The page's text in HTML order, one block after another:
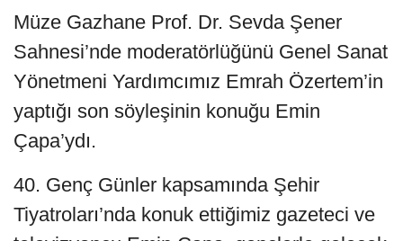
Müze Gazhane Prof. Dr. Sevda Şener
Sahnesi’nde moderatörlüğünü Genel Sanat
Yönetmeni Yardımcımız Emrah Özertem’in
yaptığı son söyleşinin konuğu Emin
Çapa’ydı.
40. Genç Günler kapsamında Şehir
Tiyatroları’nda konuk ettiğimiz gazeteci ve